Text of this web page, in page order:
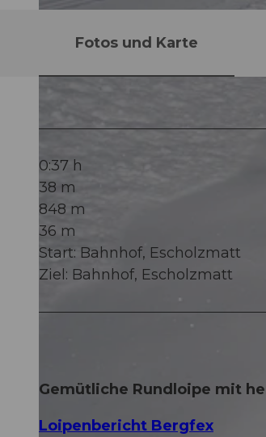
Fotos und Karte
0:37 h
38 m
848 m
36 m
Start: Bahnhof, Escholzmatt
Ziel: Bahnhof, Escholzmatt
Gemütliche Rundloipe mit
Loipenbericht Bergfex